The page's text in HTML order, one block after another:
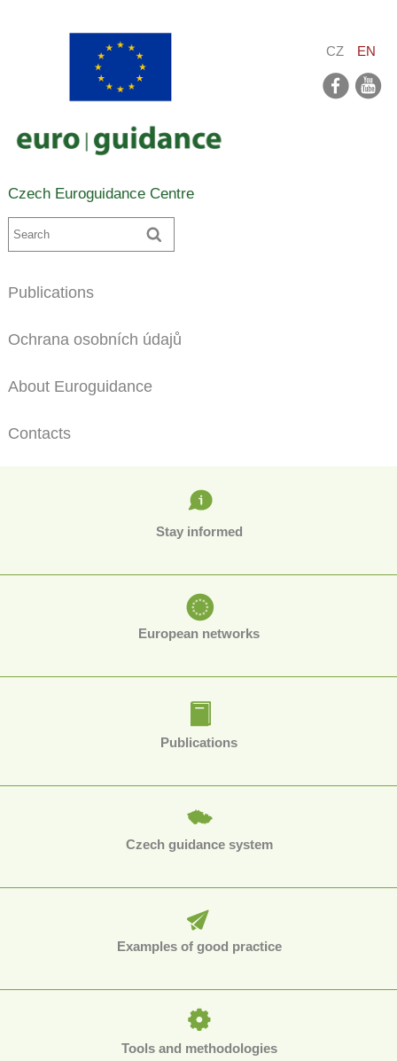
Czech Euroguidance Centre
CZ EN
Publications
Ochrana osobních údajů
About Euroguidance
Contacts
Stay informed
European networks
Publications
Czech guidance system
Examples of good practice
Tools and methodologies